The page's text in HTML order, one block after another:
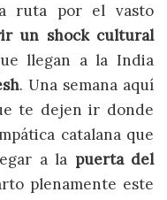
ruta por el vasto
un shock cultural
llegan a la India
. Una semana aquí
te dejen ir donde
catalana que
a la puerta del
plenamente este